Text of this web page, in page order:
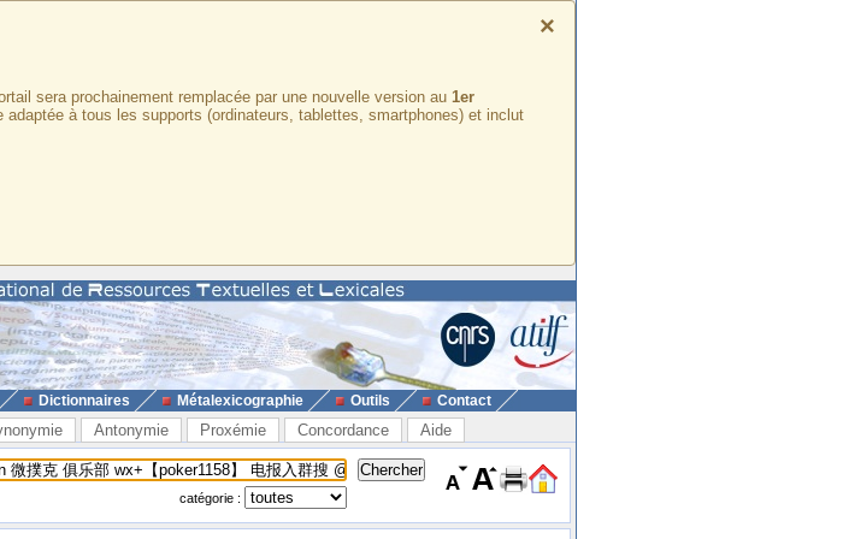
×
sera prochainement remplacée par une nouvelle version au 1er
à tous les supports (ordinateurs, tablettes, smartphones) et inclut
Dictionnaires Métalexicographie Outils Contact
Antonymie Proxémie Concordance Aide
catégorie :